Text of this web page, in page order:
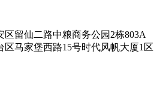
区留仙二路中粮商务公园2栋803A
马家堡西路15号时代风帆大厦1区